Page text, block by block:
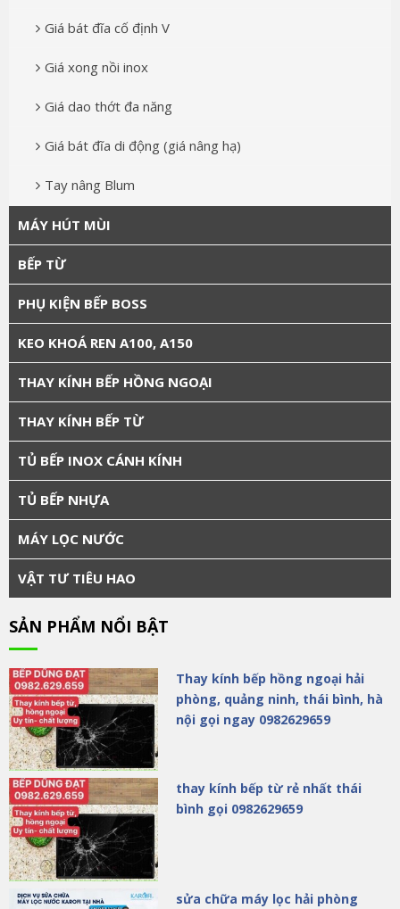
Giá bát đĩa cố định V
Giá xong nồi inox
Giá dao thớt đa năng
Giá bát đĩa di động (giá nâng hạ)
Tay nâng Blum
MÁY HÚT MÙI
BẾP TỪ
PHỤ KIỆN BẾP BOSS
KEO KHOÁ REN A100, A150
THAY KÍNH BẾP HỒNG NGOẠI
THAY KÍNH BẾP TỪ
TỦ BẾP INOX CÁNH KÍNH
TỦ BẾP NHỰA
MÁY LỌC NƯỚC
VẬT TƯ TIÊU HAO
SẢN PHẨM NỔI BẬT
Thay kính bếp hồng ngoại hải
phòng, quảng ninh, thái bình, hà
nội gọi ngay 0982629659
thay kính bếp từ rẻ nhất thái
bình gọi 0982629659
sửa chữa máy lọc hải phòng